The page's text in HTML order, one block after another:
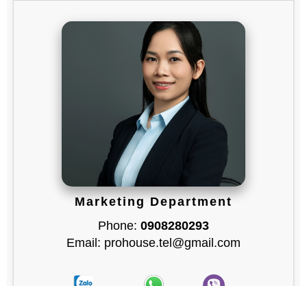
Marketing Department
Phone: 0908280293
Email: prohouse.tel@gmail.com